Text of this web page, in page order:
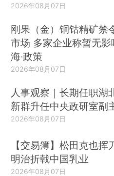
尽管A股部分股票调整
看，美国1.9万亿美元刺激
济距离充分就业和服务业
外部流动性环境剧烈变化
长60.6%，显著好于预期
同比增速为22.2%，也好
足，节后基建项目施工加
看，最新政治局会议强调
定性、可持续性，短期
2026年08月07日
刚果（金）铜钴精矿禁
市场 多家企业称暂无影
海·政策
2026年08月07日
人事观察｜长期任职湖
新群升任中央政研室副
2026年08月07日
【交易簿】松田克也挥
明治折戟中国乳业
2026年08月07日